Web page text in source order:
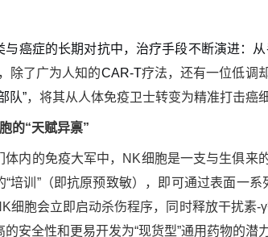
与癌症的长期对抗中，治疗手段不断演进：
除了广为人知的CAR-T疗法，还有一位低调
队”，将其从人体免疫卫士转变为精准打击癌
的“天赋异禀”
体内的免疫大军中， NK细胞是一支与生俱来
“培训 ”（即抗原预致敏），即可通过表面一
细胞会立即启动杀伤程序，同时释放干扰素-γ
的安全性和 更易开发为“现货型”通用药物的潜